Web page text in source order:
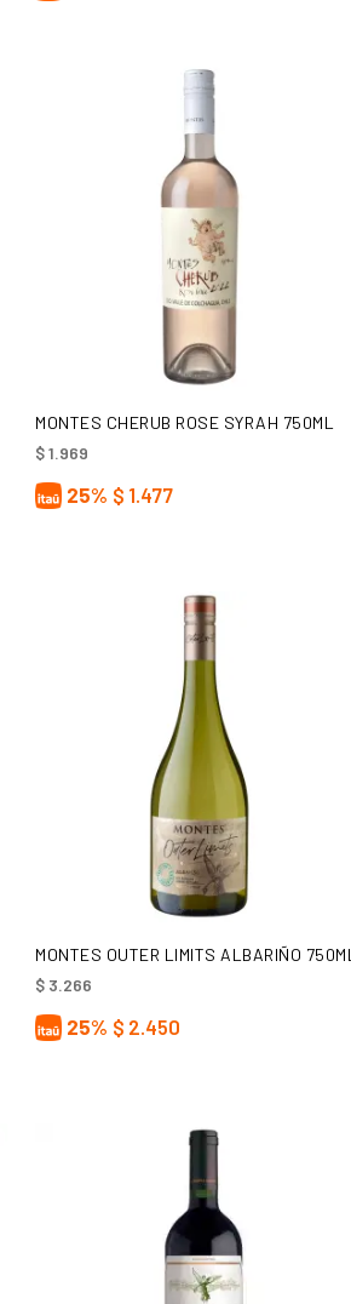
AÑADIR AL CARRITO
MONTES CHERUB ROSE SYRAH 750ML
$1.969
25% $ 1.477
AÑADIR AL CARRITO
MONTES OUTER LIMITS ALBARIÑO 750ML
$ 3.266
25% $ 2.450